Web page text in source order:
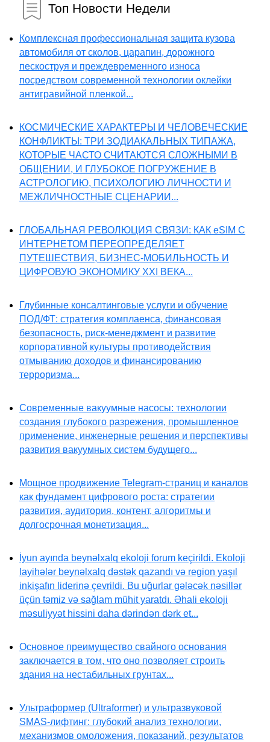
Топ Новости Недели
Комплексная профессиональная защита кузова
автомобиля от сколов, царапин, дорожного
пескоструя и преждевременного износа
посредством современной технологии оклейки
антигравийной пленкой...
КОСМИЧЕСКИЕ ХАРАКТЕРЫ И ЧЕЛОВЕЧЕСКИЕ
КОНФЛИКТЫ: ТРИ ЗОДИАКАЛЬНЫХ ТИПАЖА,
КОТОРЫЕ ЧАСТО СЧИТАЮТСЯ СЛОЖНЫМИ В
ОБЩЕНИИ, И ГЛУБОКОЕ ПОГРУЖЕНИЕ В
АСТРОЛОГИЮ, ПСИХОЛОГИЮ ЛИЧНОСТИ И
МЕЖЛИЧНОСТНЫЕ СЦЕНАРИИ...
ГЛОБАЛЬНАЯ РЕВОЛЮЦИЯ СВЯЗИ: КАК eSIM С
ИНТЕРНЕТОМ ПЕРЕОПРЕДЕЛЯЕТ
ПУТЕШЕСТВИЯ, БИЗНЕС-МОБИЛЬНОСТЬ И
ЦИФРОВУЮ ЭКОНОМИКУ XXI ВЕКА...
Глубинные консалтинговые услуги и обучение
ПОД/ФТ: стратегия комплаенса, финансовая
безопасность, риск-менеджмент и развитие
корпоративной культуры противодействия
отмыванию доходов и финансированию
терроризма...
Современные вакуумные насосы: технологии
создания глубокого разрежения, промышленное
применение, инженерные решения и перспективы
развития вакуумных систем будущего...
Мощное продвижение Telegram-страниц и каналов
как фундамент цифрового роста: стратегии
развития, аудитория, контент, алгоритмы и
долгосрочная монетизация...
İyun ayında beynəlxalq ekoloji forum keçirildi. Ekoloji
layihələr beynəlxalq dəstək qazandı və region yaşıl
inkişafın liderinə çevrildi. Bu uğurlar gələcək nəsillər
üçün təmiz və sağlam mühit yaratdı. Əhali ekoloji
məsuliyyət hissini daha dərindən dərk et...
Основное преимущество свайного основания
заключается в том, что оно позволяет строить
здания на нестабильных грунтах...
Ультраформер (Ultraformer) и ультразвуковой
SMAS-лифтинг: глубокий анализ технологии,
механизмов омоложения, показаний, результатов